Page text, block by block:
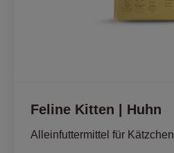
Feline Kitten | Huhn
Alleinfuttermittel für